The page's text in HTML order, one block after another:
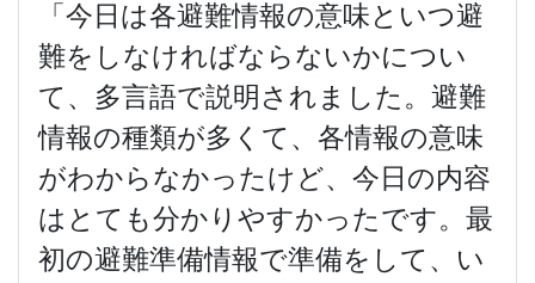
「今日は各避難情報の意味といつ避
難をしなければならないかについ
て、多言語で説明されました。避難
情報の種類が多くて、各情報の意味
がわからなかったけど、今日の内容
はとても分かりやすかったです。最
初の避難準備情報で準備をして、い